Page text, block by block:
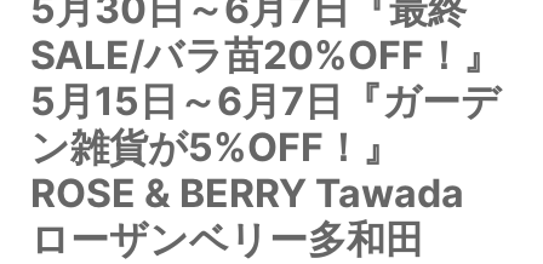
SALE/バラ苗20%OFF！』
5月15日～6月7日『ガーデ
ン雑貨が5%OFF！』
ROSE & BERRY Tawada
ローザンベリー多和田